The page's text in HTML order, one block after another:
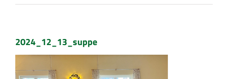
2024_12_13_suppe